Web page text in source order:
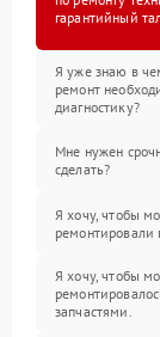
гарантийный
Я уже знаю в
ремонт
диагностику?
Мне нужен
сделать?
Я хочу, чтобы
ремонтировали
Я хочу, чтобы
запчастями.